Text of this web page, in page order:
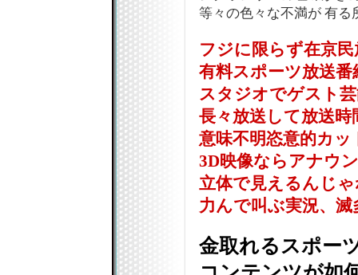
等々の色々な不満が 有る
フジに限らず在京民
有料スポーツ放送番
スタジオでゲスト
長々放送して放送時
意味不明恣意的カ
3D映像ならアナウ
立体で見えるんじ
力んで叫ぶ実況、
金取れるスポー